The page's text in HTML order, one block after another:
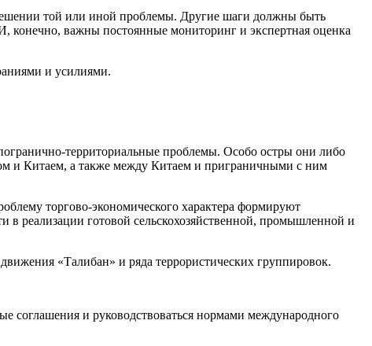
той или иной проблемы. Другие шаги должны быть
важны постоянные мониторинг и экспертная оценка
и усилиями.
территориальные проблемы. Особо остры они либо
и Китаем, а также между Китаем и приграничными с ним
торгово-экономического характера формируют
реализации готовой сельскохозяйственной, промышленной и
«Талибан» и ряда террористических группировок.
соглашения и руководствоваться нормами международного